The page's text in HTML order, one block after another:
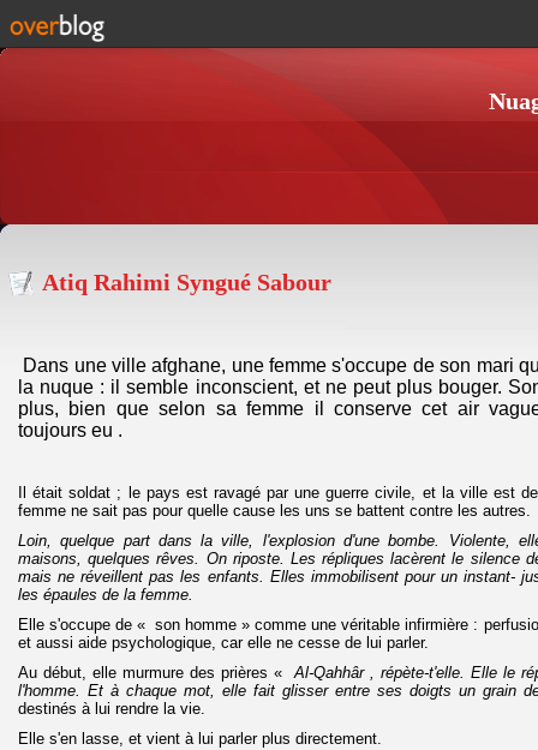
Atiq Rahimi Syngué Sabour
Dans une ville afghane, une femme s'occupe de son mari
la nuque : il semble inconscient, et ne peut plus bouger.
plus, bien que selon sa femme il conserve cet air
toujours eu .
Il était soldat ; le pays est ravagé par une guerre civile, et la ville est
femme ne sait pas pour quelle cause les uns se battent contre les autres.
Loin, quelque part dans la ville, l'explosion d'une bombe. Violente,
maisons, quelques rêves. On riposte. Les répliques lacèrent le silence
mais ne réveillent pas les enfants. Elles immobilisent pour un instant-
les épaules de la femme.
Elle s'occupe de « son homme » comme une véritable infirmière :
et aussi aide psychologique, car elle ne cesse de lui parler.
Au début, elle murmure des prières «Al-Qahhâr , répète-t'elle. Elle le
l'homme. Et à chaque mot, elle fait glisser entre ses doigts un grain
destinés à lui rendre la vie.
Elle s'en lasse, et vient à lui parler plus directement.